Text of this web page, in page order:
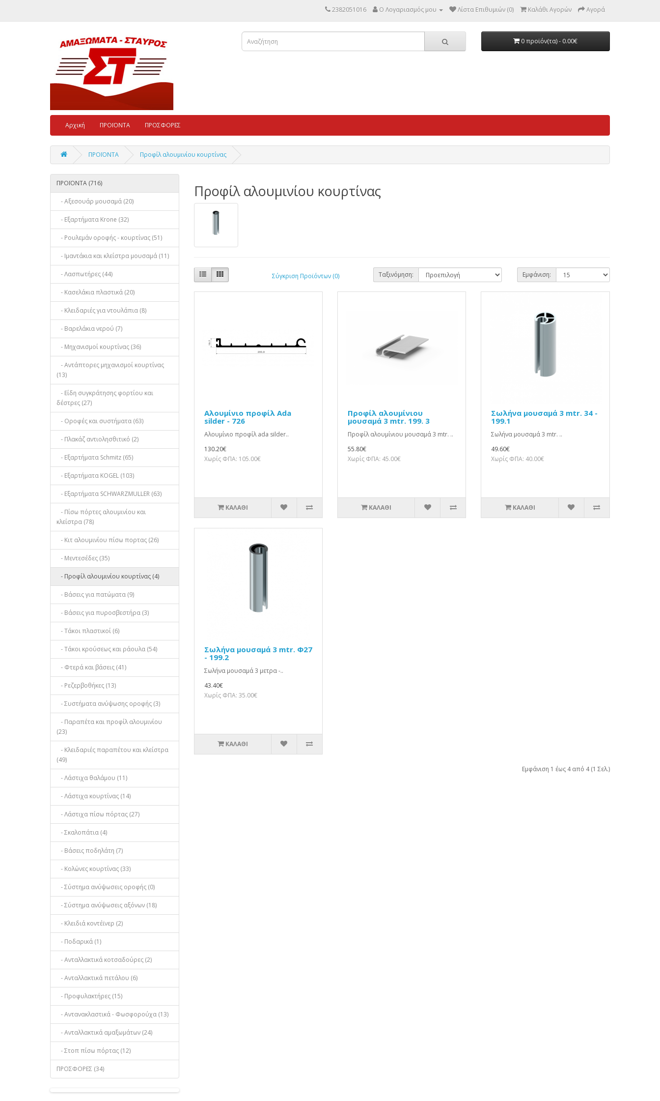
2382051016 Ο Λογαριασμός μου Λίστα Επιθυμιών (0) Καλάθι Αγορών Αγορά
0 προϊόν(τα) - 0.00€
Αρχική ΠΡΟΪΟΝΤΑ ΠΡΟΣΦΟΡΕΣ
ΠΡΟΪΟΝΤΑ Προφίλ αλουμινίου κουρτίνας
ΠΡΟΪΟΝΤΑ (716)
- Αξεσουάρ μουσαμά (20)
- Εξαρτήματα Krone (32)
- Ρουλεμάν οροφής - κουρτίνας (51)
- Ιμαντάκια και κλείστρα μουσαμά (11)
- Λασπωτήρες (44)
- Κασελάκια πλαστικά (20)
- Κλειδαριές για ντουλάπια (8)
- Βαρελάκια νερού (7)
- Μηχανισμοί κουρτίνας (36)
- Αντάπτορες μηχανισμοί κουρτίνας
(13)
- Είδη συγκράτησης φορτίου και
δέστρες (27)
- Οροφές και συστήματα (63)
- Πλακάζ αντιολησθιτικό (2)
- Εξαρτήματα Schmitz (65)
- Εξαρτήματα KOGEL (103)
- Εξαρτήματα SCHWARZMULLER (63)
- Πίσω πόρτες αλουμινίου και
κλείστρα (78)
- Κιτ αλουμινίου πίσω πορτας (26)
- Μεντεσέδες (35)
- Προφίλ αλουμινίου κουρτίνας (4)
- Βάσεις για πατώματα (9)
- Βάσεις για πυροσβεστήρα (3)
- Τάκοι πλαστικοί (6)
- Τάκοι κρούσεως και ράουλα (54)
- Φτερά και βάσεις (41)
- Ρεζερβοθήκες (13)
- Συστήματα ανύψωσης οροφής (3)
- Παραπέτα και προφίλ αλουμινίου
(23)
- Κλειδαριές παραπέτου και κλείστρα
(49)
- Λάστιχα θαλάμου (11)
- Λάστιχα κουρτίνας (14)
- Λάστιχα πίσω πόρτας (27)
- Σκαλοπάτια (4)
- Βάσεις ποδηλάτη (7)
- Κολώνες κουρτίνας (33)
- Σύστημα ανύψωσεις οροφής (0)
- Σύστημα ανύψωσεις αξόνων (18)
- Κλειδιά κοντέϊνερ (2)
- Ποδαρικά (1)
- Ανταλλακτικά κοτσαδούρες (2)
- Ανταλλακτικά πετάλου (6)
- Προφυλακτήρες (15)
- Αντανακλαστικά - Φωσφορούχα (13)
- Ανταλλακτικά αμαξωμάτων (24)
- Στοπ πίσω πόρτας (12)
ΠΡΟΣΦΟΡΕΣ (34)
Προφίλ αλουμινίου κουρτίνας
Σύγκριση Προϊόντων (0) Ταξινόμηση: Εμφάνιση:
Αλουμίνιο προφίλ Ada
silder - 726
Αλουμίνιο προφίλ ada silder..
130.20€
Χωρίς ΦΠΑ: 105.00€
ΚΑΛΆΘΙ
Προφίλ αλουμίνιου
μουσαμά 3 mtr. 199. 3
Προφίλ αλουμίνιου μουσαμά 3 mtr. ..
55.80€
Χωρίς ΦΠΑ: 45.00€
ΚΑΛΆΘΙ
Σωλήνα μουσαμά 3 mtr. 34 -
199.1
Σωλήνα μουσαμά 3 mtr. ..
49.60€
Χωρίς ΦΠΑ: 40.00€
ΚΑΛΆΘΙ
Σωλήνα μουσαμά 3 mtr. Φ27
- 199.2
Σωλήνα μουσαμά 3 μετρα -..
43.40€
Χωρίς ΦΠΑ: 35.00€
ΚΑΛΆΘΙ
Εμφάνιση 1 έως 4 από 4 (1 Σελ.)